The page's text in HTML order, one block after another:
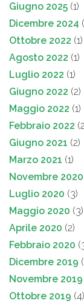
Giugno 2025 (1)
Dicembre 2024
Ottobre 2022 (1)
Agosto 2022 (1)
Luglio 2022 (1)
Giugno 2022 (2)
Maggio 2022 (1)
Febbraio 2022
Giugno 2021 (2)
Marzo 2021 (1)
Novembre 2020
Luglio 2020 (3)
Maggio 2020 (3)
Aprile 2020 (2)
Febbraio 2020
Dicembre 2019
Novembre 2019
Ottobre 2019 (4)